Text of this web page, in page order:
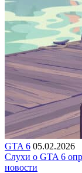
GTA 6 05.02.2026
Слухи о GTA 6
новости